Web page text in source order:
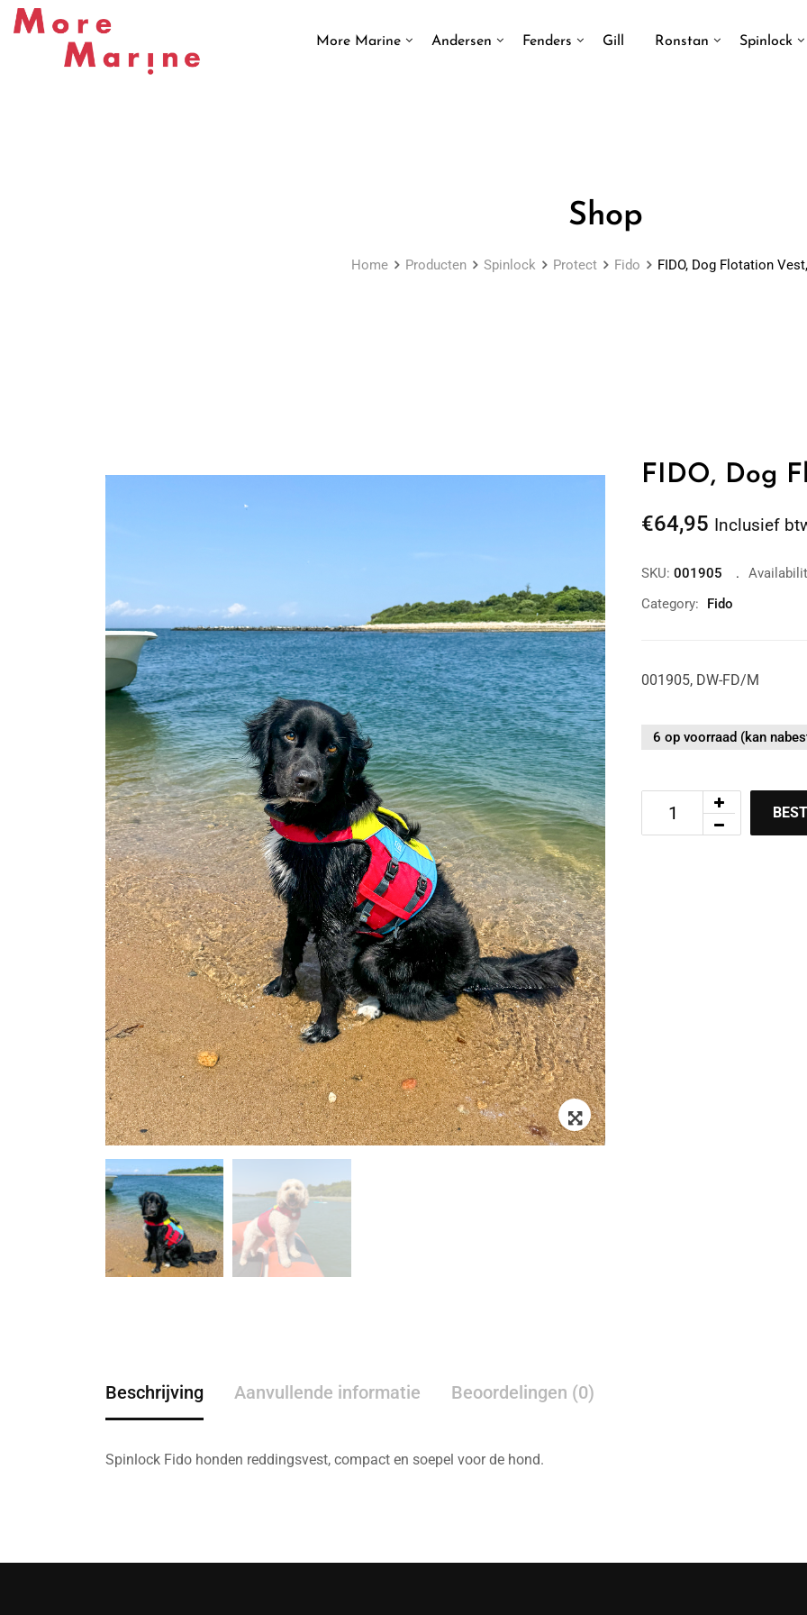
Skip
More Marine Andersen Fenders Gill Ronstan Spinlock
Shop
Home Producten Spinlock Protect Fido FIDO, Dog Flotation
Zoom
FIDO, Dog
€64,95 Inclusief
SKU: 001905
Category:
Fido
001905, DW-FD/M
6 op voorraad (kan
Beschrijving Aanvullende informatie Beoordelingen (0)
Spinlock Fido honden reddingsvest, compact en soepel voor de hond.